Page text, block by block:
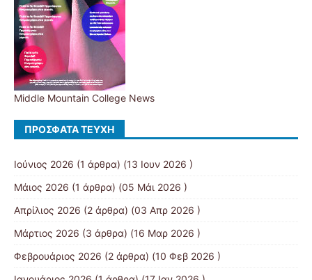
Middle Mountain College News
ΠΡΌΣΦΑΤΑ ΤΕΎΧΗ
Ιούνιος 2026 (1 άρθρα) (13 Ιουν 2026 )
Μάιος 2026 (1 άρθρα) (05 Μάι 2026 )
Απρίλιος 2026 (2 άρθρα) (03 Απρ 2026 )
Μάρτιος 2026 (3 άρθρα) (16 Μαρ 2026 )
Φεβρουάριος 2026 (2 άρθρα) (10 Φεβ 2026 )